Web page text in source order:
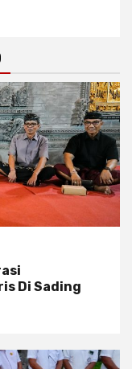
Di Sading